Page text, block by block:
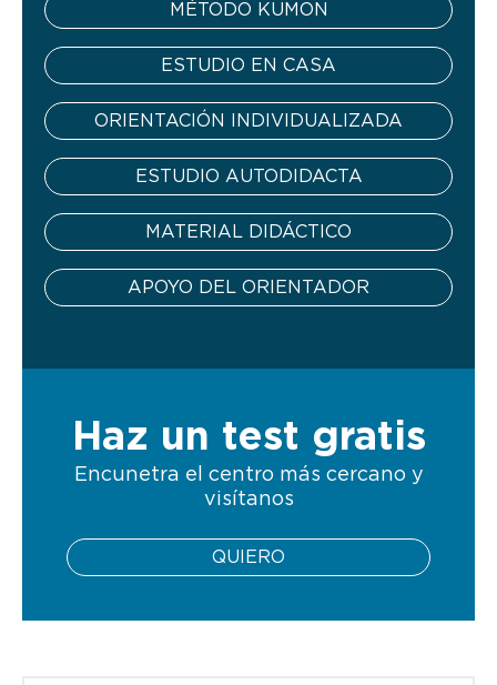
MÉTODO KUMON
ESTUDIO EN CASA
ORIENTACIÓN INDIVIDUALIZADA
ESTUDIO AUTODIDACTA
MATERIAL DIDÁCTICO
APOYO DEL ORIENTADOR
Haz un test gratis
Encunetra el centro más cercano y
visítanos
QUIERO